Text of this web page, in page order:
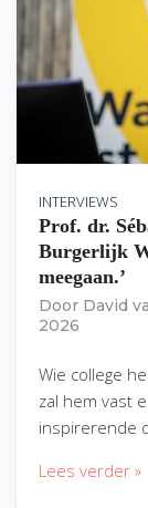
INTERVIEWS
Prof. dr.
Burgerlijk
meegaan.’
Door David
2026
Wie college
zal hem vast
inspirerende
Lees verder »